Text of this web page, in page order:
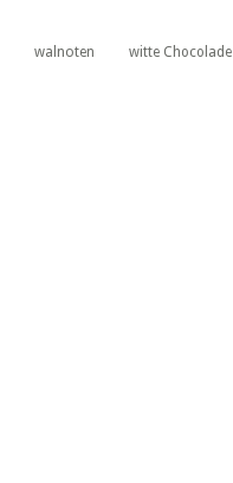
walnoten witte Chocolade